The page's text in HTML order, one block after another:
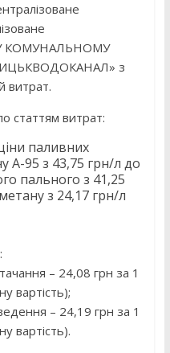
КОМУНАЛЬНОМУ
з
витрат.
статтям витрат:
паливних
А-95 з 43,75 грн/л до
пального з 41,25
з 24,17 грн/л
– 24,08 грн за 1
вартість);
– 24,19 грн за 1
вартість).